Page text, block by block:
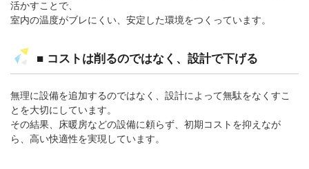
活かすことで、
室内の温度がブレにくい、安定した環境をつくっています。
■ コストは削るのではなく、設計で下げる
無理に設備を追加するのではなく、設計によって無駄をなくすこ
とを大切にしています。
その結果、床暖房などの設備に頼らず、初期コストを抑えなが
ら、高い快適性を実現しています。